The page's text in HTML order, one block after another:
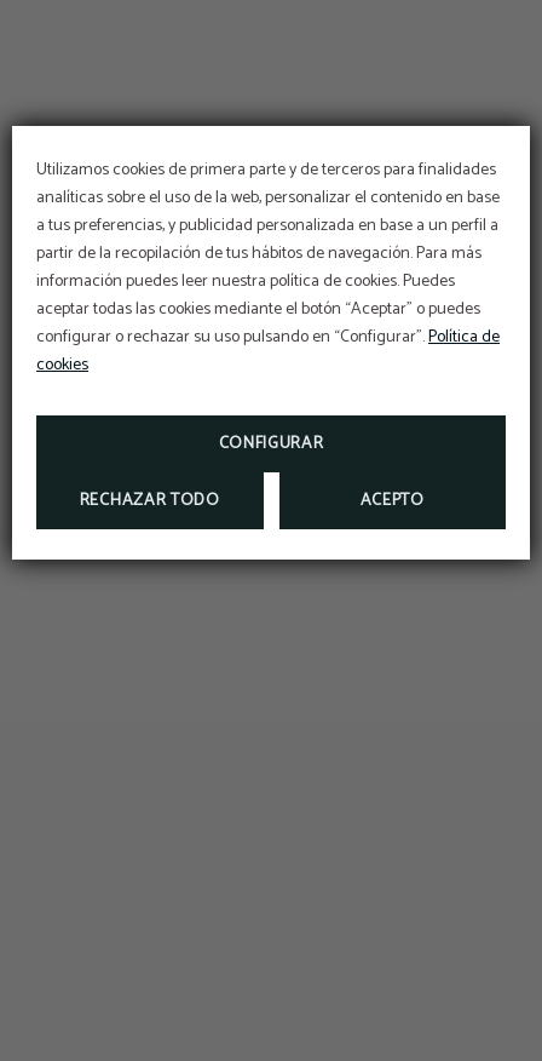
Utilizamos cookies de primera parte y de terceros para finalidades
analíticas sobre el uso de la web, personalizar el contenido en base
a tus preferencias, y publicidad personalizada en base a un perfil a
partir de la recopilación de tus hábitos de navegación. Para más
información puedes leer nuestra política de cookies. Puedes
aceptar todas las cookies mediante el botón “Aceptar” o puedes
configurar o rechazar su uso pulsando en “Configurar”.Política de
cookies
CONFIGURAR
RECHAZAR TODO ACEPTO